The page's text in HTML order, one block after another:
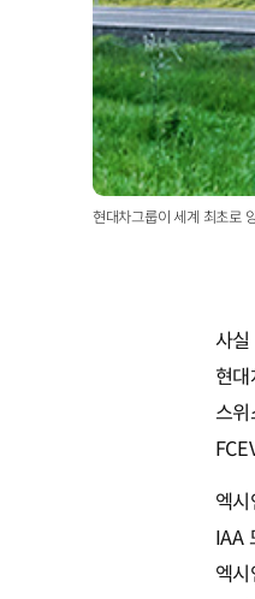
현대차그룹이 세계 최초로
사
현
스
엑
IAA
엑